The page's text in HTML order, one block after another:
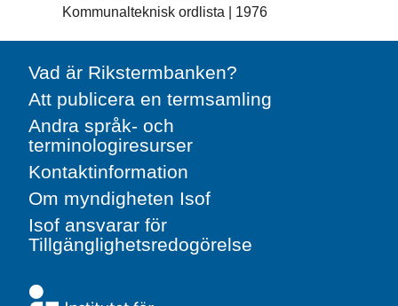
Kommunalteknisk ordlista | 1976
Vad är Rikstermbanken?
Att publicera en termsamling
Andra språk- och
terminologiresurser
Kontaktinformation
Om myndigheten Isof
Isof ansvarar för
Tillgänglighetsredogörelse